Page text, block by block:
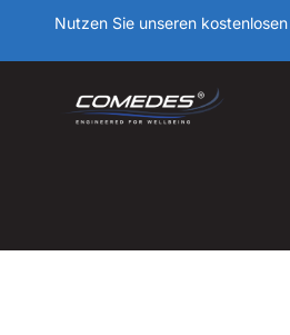
Nutzen Sie unseren